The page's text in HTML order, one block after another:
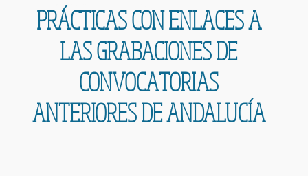
pagando el primer mes
PRÁCTICAS CON ENLACES A
LAS GRABACIONES DE
CONVOCATORIAS
ANTERIORES DE ANDALUCÍA